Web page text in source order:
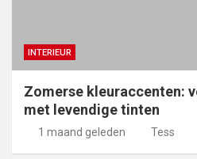
INTERIEUR
Zomerse kleuraccenten:
met levendige tinten
1 maand geleden Tess